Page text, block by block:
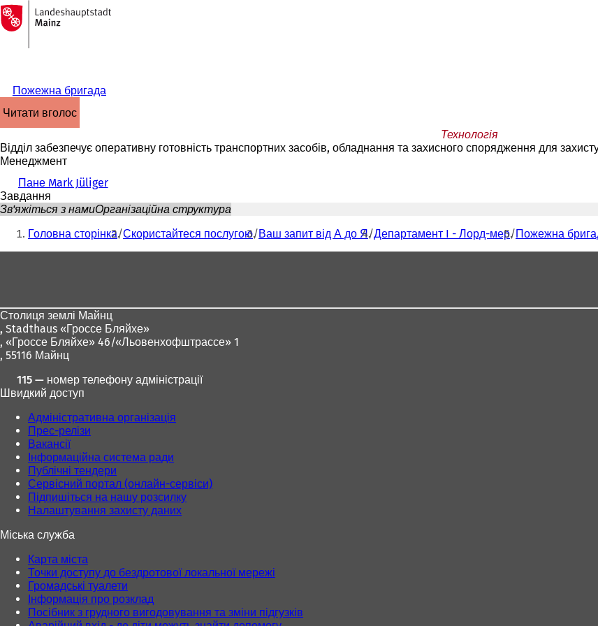
Перейти до змісту
На
головну
сторінку
Пожежна бригада
читати вголос
Технологія
Відділ забезпечує оперативну готовність транспортних засобів, обладнання та захисного спорядження для
Менеджмент
Пане Mark Jüliger
Завдання
Зв'яжіться з намиОрганізаційна структура
Ти
тут:
Головна сторінка Скористайтеся послугою Ваш запит від А до Я Департамент I - Лорд-мер Пожежна
Столиця землі Майнц
, Stadthaus «Гроссе Бляйхе»
, «Гроссе Бляйхе» 46/«Льовенхофштрассе» 1
, 55116 Майнц
115 — номер телефону адміністрації
Швидкий доступ
Адміністративна організація
Прес-релізи
Вакансії
Інформаційна система ради
Публічні тендери
Сервісний портал (онлайн-сервіси)
Підпишіться на нашу розсилку
Налаштування захисту даних
Міська служба
Карта міста
Точки доступу до бездротової локальної мережі
Громадські туалети
Інформація про розклад
Посібник з грудного вигодовування та зміни підгузків